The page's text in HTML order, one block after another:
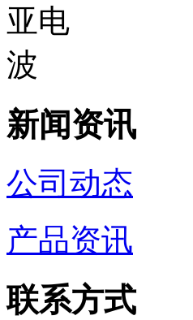
新闻资讯
公司动态
产品资讯
联系方式